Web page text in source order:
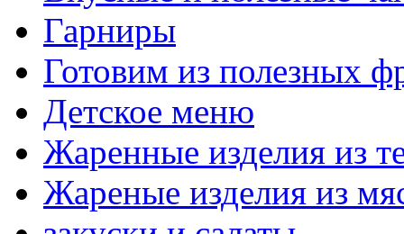
Гарниры
Готовим из полезных
Детское меню
Жаренные изделия из
Жареные изделия из